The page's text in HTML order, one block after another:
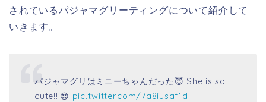
されているパジャマグリーティングについて紹介して
いきます。
パジャマグリはミニーちゃんだった😇 She is so
cute!!!😍 pic.twitter.com/7a8iJsaf1d